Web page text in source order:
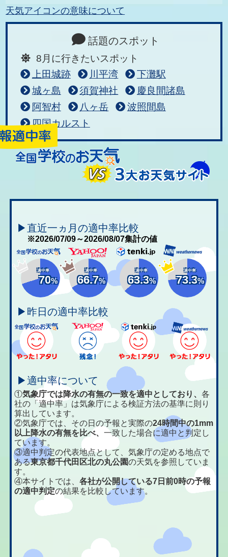
天気アイコンの意味について
話題のスポット
8月に行きたいスポット
上田城跡
川平湾
下灘駅
城ヶ島
須賀神社
慶良間諸島
阿智村
八ヶ岳
波照間島
四国カルスト
▶直近一ヵ月の適中率比較
※2026/07/09～2026/08/07集計の値
適中率
70%
適中率
66.7%
適中率
63.3%
適中率
73.3%
▶昨日の適中率比較
▶適中率について
①気象庁では降水の有無の一致を適中としており、各
社の「適中率」は気象庁による検証方法の基準に則り
算出しています。
②気象庁では、その日の予報と実際の24時間中の1mm
以上降水の有無を比べ、一致した場合に適中と判定し
ています。
③適中判定の代表地点として、気象庁の定める地点で
ある東京都千代田区北の丸公園の天気を参照していま
す。
④本サイトでは、各社が公開している7日前0時の予報
の適中判定の結果を比較しています。